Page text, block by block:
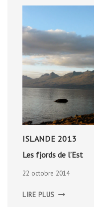
ISLANDE 2013
Les fjords de l’Est
22 octobre 2014
LIRE PLUS FJORDS